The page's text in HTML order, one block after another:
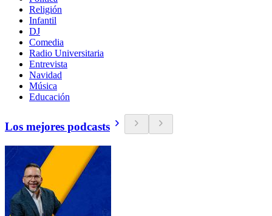
Religión
Infantil
DJ
Comedia
Radio Universitaria
Entrevista
Navidad
Música
Educación
Los mejores podcasts